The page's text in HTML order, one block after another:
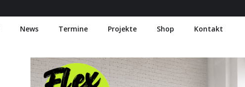
News Termine Projekte Shop Kontakt